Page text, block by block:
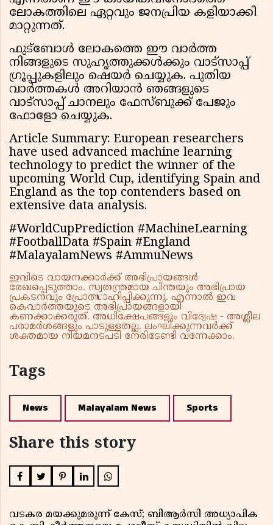
ലോകത്തിലെ ഏറ്റവും ജനപ്രിയ കളിയാക്കി
മാറ്റുന്നത്.
ഫുട്ബോൾ ലോകത്തെ ഈ വാർത്ത
നിങ്ങളുടെ സുഹൃത്തുക്കൾക്കും വാട്സാപ്പ്
ഗ്രൂപ്പുകളിലും ഷെയർ ചെയ്യുക. പുതിയ
വാർത്തകൾ അറിയാൻ ഞങ്ങളുടെ
വാട്സാപ്പ് ചാനലും ഫേസ്ബുക്ക് പേജും
ഫോളോ ചെയ്യുക.
Article Summary: European researchers
have used advanced machine learning
technology to predict the winner of the
upcoming World Cup, identifying Spain and
England as the top contenders based on
extensive data analysis.
#WorldCupPrediction #MachineLearning
#FootballData #Spain #England
#MalayalamNews #AmmuNews
ഇവിടെ വായനക്കാർക്ക് അഭിപ്രായങ്ങൾ
രേഖപ്പെടുത്താം. സ്വതന്ത്രമായ ചിന്തയും അഭിപ്രായ
പ്രകടനവും പ്രോത്സാഹിപ്പിക്കുന്നു. എന്നാൽ ഇവ
കെവാർത്തയുടെ അഭിപ്രായങ്ങളായി
കണക്കാക്കരുത്. അധിക്ഷേപങ്ങളും വിദ്വേഷ - അശ്ലീല
പരാമർശങ്ങളും പാടുള്ളതല്ല. ലംഘിക്കുന്നവർക്ക്
ശക്തമായ നിയമനടപടി നേരിടേണ്ടി വന്നേക്കാം.
Tags
News Malayalam News Sports
Share this story
വടകര മയക്കുമരുന്ന് കേസ്; ബിആർസി അധ്യാപിക